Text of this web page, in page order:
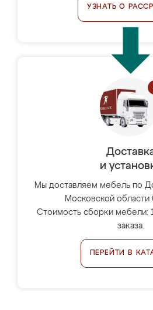
УЗНАТЬ О
и
Мы доставляем мебель по
Московской области
Стоимость сборки мебели:
заказа.
ПЕРЕЙТИ В